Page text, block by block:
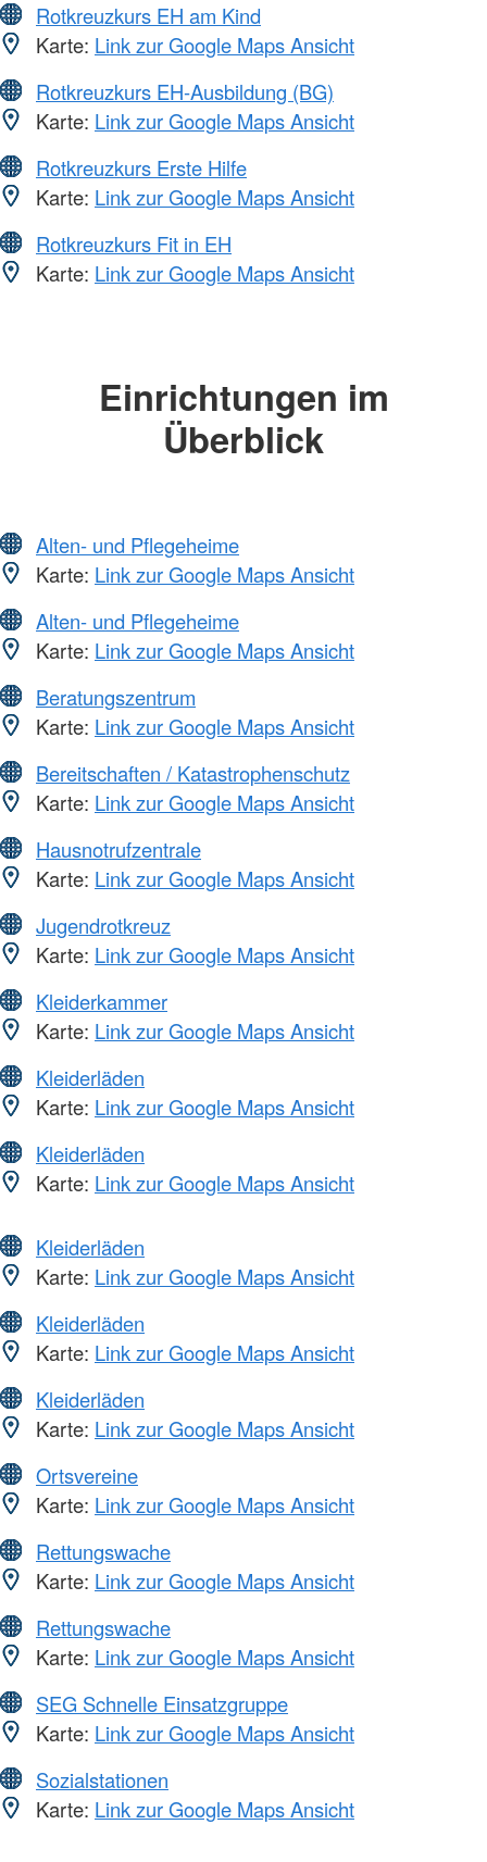
Rotkreuzkurs EH am Kind
Karte: Link zur Google Maps Ansicht
Rotkreuzkurs EH-Ausbildung (BG)
Karte: Link zur Google Maps Ansicht
Rotkreuzkurs Erste Hilfe
Karte: Link zur Google Maps Ansicht
Rotkreuzkurs Fit in EH
Karte: Link zur Google Maps Ansicht
Einrichtungen im
Überblick
Alten- und Pflegeheime
Karte: Link zur Google Maps Ansicht
Alten- und Pflegeheime
Karte: Link zur Google Maps Ansicht
Beratungszentrum
Karte: Link zur Google Maps Ansicht
Bereitschaften / Katastrophenschutz
Karte: Link zur Google Maps Ansicht
Hausnotrufzentrale
Karte: Link zur Google Maps Ansicht
Jugendrotkreuz
Karte: Link zur Google Maps Ansicht
Kleiderkammer
Karte: Link zur Google Maps Ansicht
Kleiderläden
Karte: Link zur Google Maps Ansicht
Kleiderläden
Karte: Link zur Google Maps Ansicht
Kleiderläden
Karte: Link zur Google Maps Ansicht
Kleiderläden
Karte: Link zur Google Maps Ansicht
Kleiderläden
Karte: Link zur Google Maps Ansicht
Ortsvereine
Karte: Link zur Google Maps Ansicht
Rettungswache
Karte: Link zur Google Maps Ansicht
Rettungswache
Karte: Link zur Google Maps Ansicht
SEG Schnelle Einsatzgruppe
Karte: Link zur Google Maps Ansicht
Sozialstationen
Karte: Link zur Google Maps Ansicht